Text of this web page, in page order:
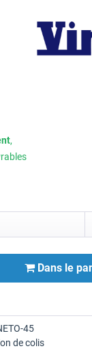
,
Dans le
45
de colis